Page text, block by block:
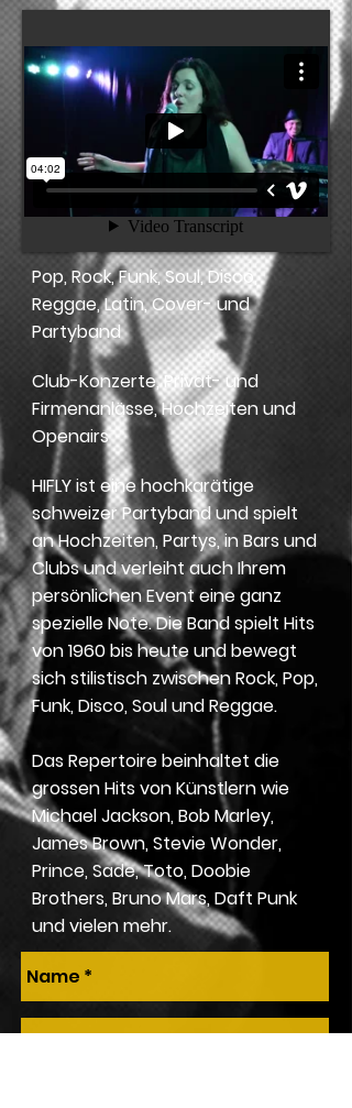
Pop, Rock, Funk, Soul, Disco,
Reggae, Latin, Cover- und
Partyband
Club-Konzerte, Privat- und
Firmenanlässe, Hochzeiten und
Openairs
HIFLY ist eine hochkarätige
schweizer Partyband und spielt
an Hochzeiten, Partys, in Bars und
Clubs und verleiht auch Ihrem
persönlichen Event eine ganz
spezielle Note. Die Band spielt Hits
von 1960 bis heute und bewegt
sich stilistisch zwischen Rock, Pop,
Funk, Disco, Soul und Reggae.
Das Repertoire beinhaltet die
grossen Hits von Künstlern wie
Michael Jackson, Bob Marley,
James Brown, Stevie Wonder,
Prince, Sade, Toto, Doobie
Brothers, Bruno Mars, Daft Punk
und vielen mehr.